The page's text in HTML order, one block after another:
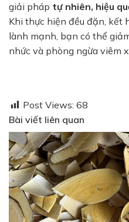
giải pháp tự nhiên, hiệu
Khi thực hiện đều đặn, kết
lành mạnh, bạn có thể
nhức và phòng ngừa viêm
Post Views: 68
Bài viết liên quan